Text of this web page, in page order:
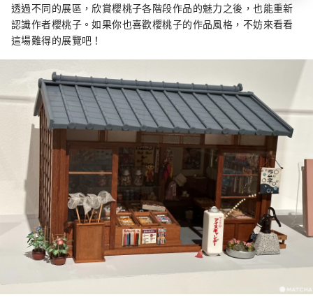
透過不同的展區，欣賞櫻桃子各階段作品的魅力之後，也能重新
認識作者櫻桃子。如果你也喜歡櫻桃子的作品風格，不妨來看看
這場難得的展覽吧！